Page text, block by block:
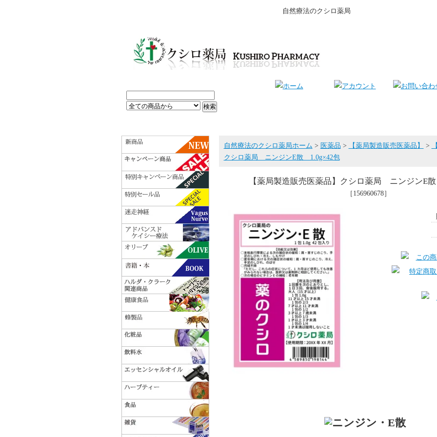
自然療法のクシロ薬局
自然療法のクシロ薬局ホーム > 医薬品 > 【薬局製造販売医薬品】 >
クシロ薬局 ニンジンE散 1.0g×42包
【薬局製造販売医薬品】クシロ薬局 ニンジンE
［156960678］